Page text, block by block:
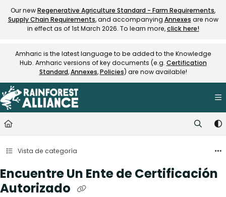
Documentation Index
Fetch the complete documentation index at:https://
Our newRegenerative Agriculture Standard - Farm Requirements,
Supply Chain Requirements, and accompanying Annexes are now
in effect as of 1st March 2026. To learn more,click here!
Amharic is the latest language to be added to the Knowledge
Hub. Amharic versions of key documents (e.g. Certification
Standard,Annexes,Policies) are now available!
Vista de categoría
Encuentre Un Ente de Certificación
Autorizado